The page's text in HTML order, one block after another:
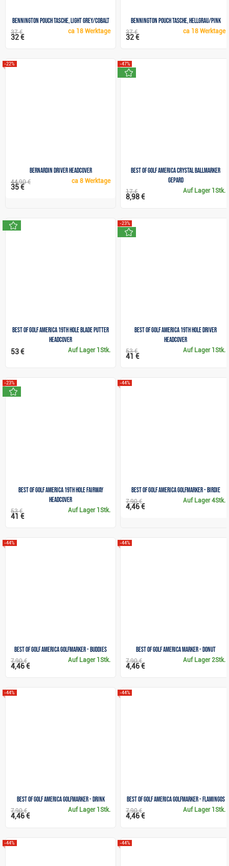
Bennington Pouch Tasche, light grey/cobalt
ca 18 Werktage
37 €
32 €
Bennington Pouch Tasche, hellgrau/pink
ca 18 Werktage
37 €
32 €
Bernardin Driver headcover
-22%
ca8 Werktage
44,90 €
35 €
Best of golf America Crystal Ballmarker
Gepard
-47%
Auf Lager 1Stk.
17 €
8,98 €
Best of Golf America 19th Hole Blade Putter
Headcover
Auf Lager 1Stk.
53 €
Best of Golf America 19th Hole Driver
Headcover
-23%
Auf Lager 1Stk.
53 €
41 €
Best of Golf America 19th Hole Fairway
Headcover
-23%
Auf Lager 1Stk.
53 €
41 €
Best of Golf America Golfmarker - Birdie
-44%
Auf Lager4Stk.
7,90 €
4,46 €
Best of Golf America Golfmarker - Buddies
-44%
Auf Lager 1Stk.
7,90 €
4,46 €
Best of Golf America marker - donut
-44%
Auf Lager2Stk.
7,90 €
4,46 €
Best of Golf America Golfmarker - Drink
-44%
Auf Lager 1Stk.
7,90 €
4,46 €
Best of Golf America Golfmarker - Flamingos
-44%
Auf Lager 1Stk.
7,90 €
4,46 €
-44% -44%